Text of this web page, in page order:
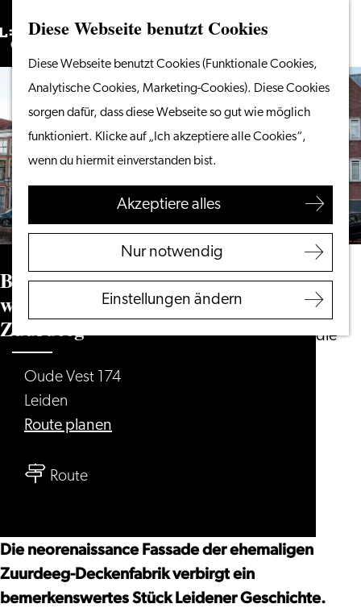
Diese Webseite benutzt Cookies
Diese Webseite benutzt Cookies (Funktionale Cookies,
Analytische Cookies, Marketing-Cookies). Diese Cookies
sorgen dafür, dass diese Webseite so gut wie möglich
funktioniert. Klicke auf „Ich akzeptiere alle Cookies“,
wenn du hiermit einverstanden bist.
Akzeptiere alles
Nur notwendig
Einstellungen ändern
Gehen
Homepage
Menü
Suchen
Vom Wasser aus
Radeln & Wandern
Shoppen
Essen & Trinken
Ihren Besuch planen
Touristeninformation
Leiden
Entdecken Sie die
Suchen
Büro von der N.V. Fabriek van
wollen dekens ‘De Blauwe Klok’ v.h.
Zuurdeeg
Oude Vest 174
Leiden
Route planen
Fabriek
van
wollen
Routebis
der
N.V.
Fabriek
Die neorenaissance Fassade der ehemaligen
Zuurdeeg-Deckenfabrik verbirgt ein
bemerkenswertes Stück Leidener Geschichte.